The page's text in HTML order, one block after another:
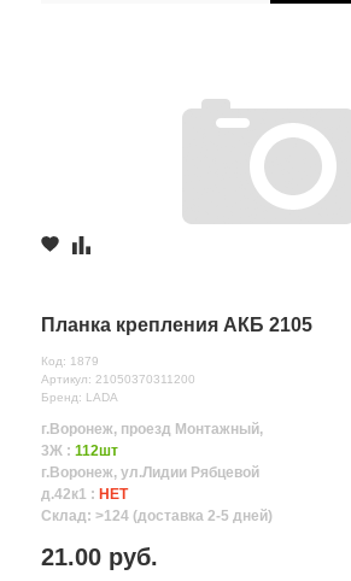
Планка крепления АКБ 2105
Код: 1879
Артикул: 21050370311200
Бренд: LADA
г.Воронеж, проезд Монтажный,
3Ж : 112шт
г.Воронеж, ул.Лидии Рябцевой
д.42к1 : НЕТ
Склад: >124 (доставка 2-5 дней)
21.00 руб.